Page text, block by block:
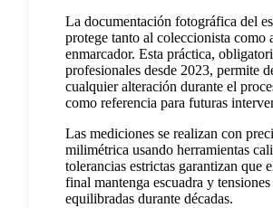
La documentación fotográfica del
protege tanto al coleccionista como
enmarcador. Esta práctica,
profesionales desde 2023, permite
cualquier alteración durante el
como referencia para futuras
Las mediciones se realizan con
milimétrica usando herramientas
tolerancias estrictas garantizan que
final mantenga escuadra y tensiones
equilibradas durante décadas.